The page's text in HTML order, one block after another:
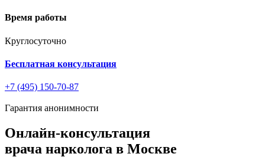
Время работы
Круглосуточно
Бесплатная консультация
+7 (495) 150-70-87
Гарантия анонимности
Онлайн-консультация
врача нарколога в Москве